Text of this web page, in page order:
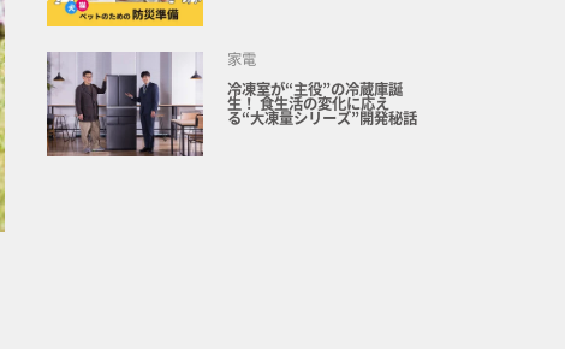
家電
冷凍室が“主役”の冷蔵庫誕
生！ 食生活の変化に応え
る“大凍量シリーズ”開発秘話